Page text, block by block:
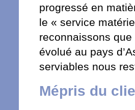
progressé en
le « service
reconnaissons
évolué au pays
serviables nous
Mépris du